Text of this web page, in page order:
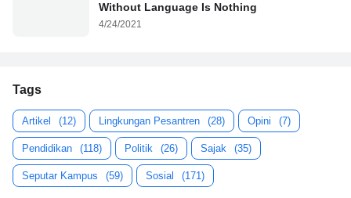
Without Language Is Nothing
4/24/2021
Tags
Artikel (12) Lingkungan Pesantren (28) Opini (7)
Pendidikan (118) Politik (26) Sajak (35)
Seputar Kampus (59) Sosial (171)